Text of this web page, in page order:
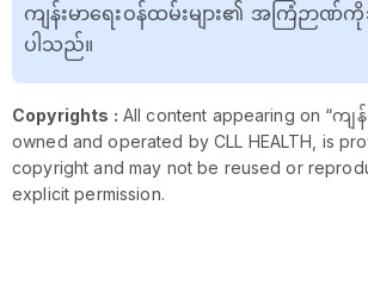
ကျန်းမာရေးဝန်ထမ်းများ၏ အကြံဉာ
ပါသည်။
Copyrights : All content appearing on “ကျ
owned and operated by CLL HEALTH, is
copyright and may not be reused or
explicit permission.